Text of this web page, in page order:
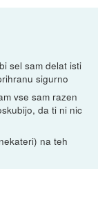
sel sam delat isti
sigurno
vse sam razen
da ti ni nic
na teh